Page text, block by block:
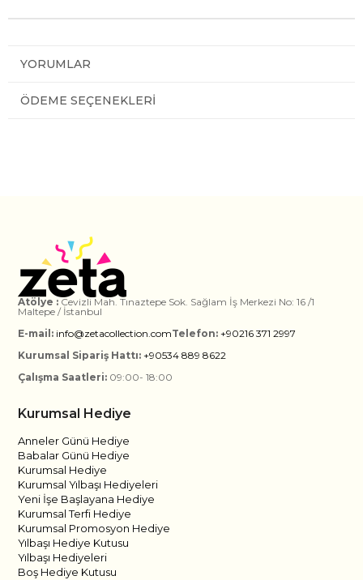
YORUMLAR
ÖDEME SEÇENEKLERI
Atölye :Cevizli Mah. Tınaztepe Sok. Sağlam İş Merkezi No: 16 /1
Maltepe / İstanbul
E-mail: info@zetacollection.comTelefon: +90216 371 2997
Kurumsal Sipariş Hattı: +90534 889 8622
Çalışma Saatleri: 09:00- 18:00
Kurumsal Hediye
Anneler Günü Hediye
Babalar Günü Hediye
Kurumsal Hediye
Kurumsal Yılbaşı Hediyeleri
Yeni İşe Başlayana Hediye
Kurumsal Terfi Hediye
Kurumsal Promosyon Hediye
Yılbaşı Hediye Kutusu
Yılbaşı Hediyeleri
Boş Hediye Kutusu